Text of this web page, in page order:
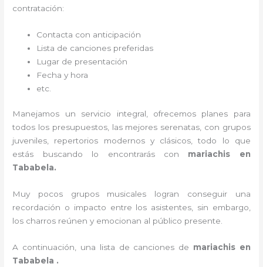
contratación:
Contacta con anticipación
Lista de canciones preferidas
Lugar de presentación
Fecha y hora
etc.
Manejamos un servicio integral, ofrecemos planes para
todos los presupuestos, las mejores serenatas, con grupos
juveniles, repertorios modernos y clásicos, todo lo que
estás buscando lo encontrarás con mariachis en
Tababela.
Muy pocos grupos musicales logran conseguir una
recordación o impacto entre los asistentes, sin embargo,
los charros reúnen y emocionan al público presente.
A continuación, una lista de canciones de mariachis en
Tababela .